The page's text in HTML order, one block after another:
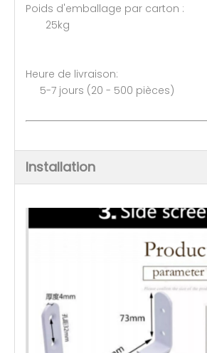
Poids d'emballage
25kg
Heure de
5-7 jours (20 - 500 pièces)
Installation